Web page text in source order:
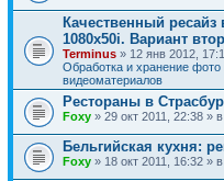
Качественный ресайз
1080x50i. Вариант
Terminus » 12 янв 2012,
Обработка и хранение фото
видеоматериалов
Рестораны в
Foxy » 29 окт 2011, 22:38 »
Бельгийская кухня:
Foxy » 18 окт 2011, 16:32 »